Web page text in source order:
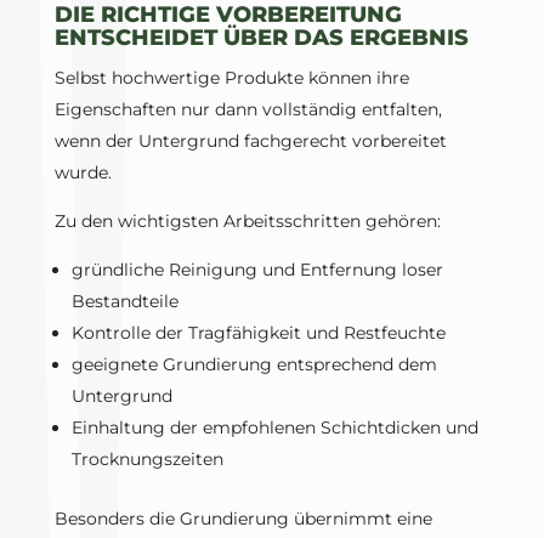
DIE RICHTIGE VORBEREITUNG
ENTSCHEIDET ÜBER DAS ERGEBNIS
Selbst hochwertige Produkte können ihre
Eigenschaften nur dann vollständig entfalten,
wenn der Untergrund fachgerecht vorbereitet
wurde.
Zu den wichtigsten Arbeitsschritten gehören:
gründliche Reinigung und Entfernung loser
Bestandteile
Kontrolle der Tragfähigkeit und Restfeuchte
geeignete Grundierung entsprechend dem
Untergrund
Einhaltung der empfohlenen Schichtdicken und
Trocknungszeiten
Besonders die Grundierung übernimmt eine